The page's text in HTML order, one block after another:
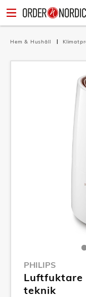
Hem & Hushåll
PHILIPS
Luftfuktare
teknik